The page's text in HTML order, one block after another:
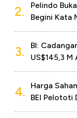
2.
Pelindo
Begini Kata
3.
BI:
US$145,3
4.
Harga
BEI Pelototi